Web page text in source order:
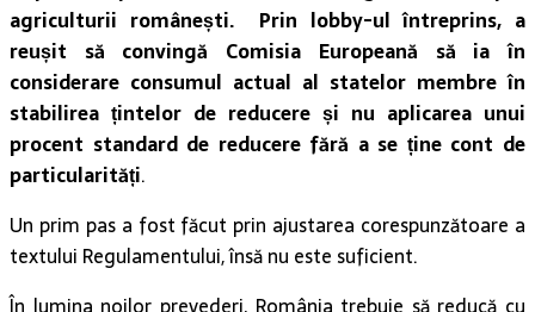
agriculturii românești. Prin lobby-ul întreprins, a
reușit să convingă Comisia Europeană să ia în
considerare consumul actual al statelor membre în
stabilirea țintelor de reducere și nu aplicarea unui
procent standard de reducere fără a se ține cont de
particularități.
Un prim pas a fost făcut prin ajustarea corespunzătoare a
textului Regulamentului, însă nu este suficient.